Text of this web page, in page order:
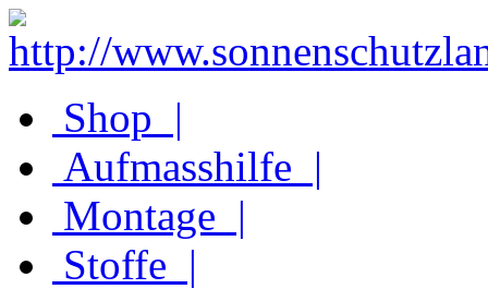
Shop |
Aufmasshilfe |
Montage |
Stoffe |